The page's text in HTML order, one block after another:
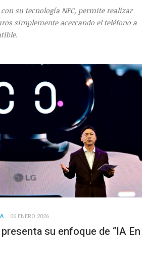
con su tecnología NFC, permite realizar
simplemente acercando el teléfono a
06 ENERO 2026
su enfoque de “IA En